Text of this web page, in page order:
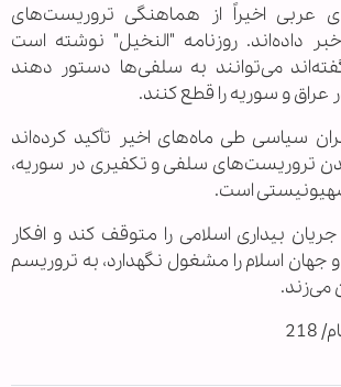
عربی اخیراً از هماهنگی تروریست‌های
داده‌اند. روزنامه "النخیل" نوشته است
می‌توانند به سلفی‌ها دستور دهند
و سوریه را قطع کنند.
سیاسی طی ماه‌های اخیر تأکید کرده‌اند
تروریست‌های سلفی و تکفیری در سوریه،
صهیونیستی است.
جریان بیداری اسلامی را متوقف کند و افکار
اسلام را مشغول نگهدارد، به تروریسم
می‌زند.